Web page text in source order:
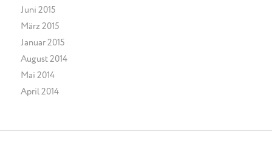
Juni 2015
März 2015
Januar 2015
August 2014
Mai 2014
April 2014